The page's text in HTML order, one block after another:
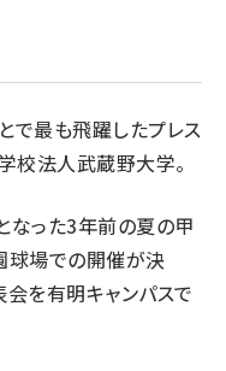
で最も飛躍したプレス
校法人武蔵野大学。
なった3年前の夏の甲
球場での開催が決
を有明キャンパスで